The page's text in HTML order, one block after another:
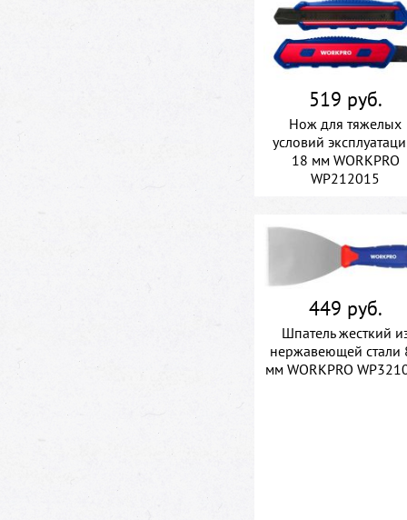
519 руб.
Нож для тяжелых
условий
18 мм WORKPRO
WP212015
449 руб.
Шпатель жесткий
нержавеющей стали
мм WORKPRO